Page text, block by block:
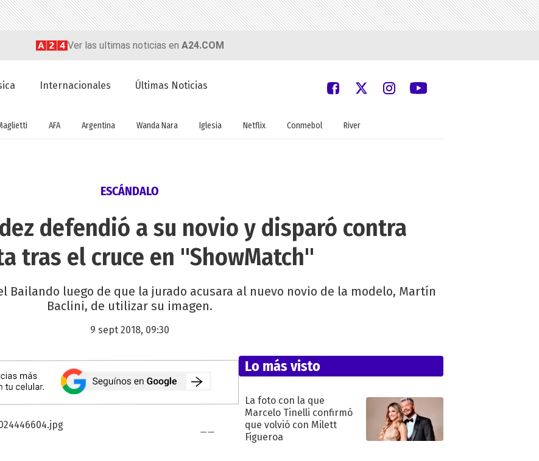
Ver las ultimas noticias en A24.COM
Internacionales Últimas Noticias
AFA Argentina Wanda Nara Iglesia Netflix Conmebol River
ESCÁNDALO
defendió a su novio y disparó contra
tras el cruce en "ShowMatch"
Bailando luego de que la jurado acusara al nuevo novio de la modelo, Martín
Baclini, de utilizar su imagen.
9 sept 2018, 09:30
Lo más visto
La foto con la que
Marcelo Tinelli confirmó
que volvió con Milett
Figueroa